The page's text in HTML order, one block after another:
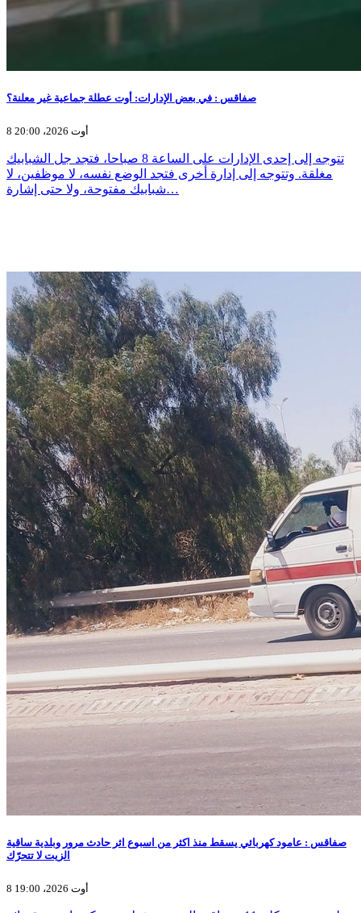
صفاقس : في بعض الإدارات: أوت عطلة جماعية غير معلنة؟
8 أوت 2026، 20:00
تتوجه إلى إحدى الإدارات على الساعة 8 صباحا، فتجد جل الشبابيك
مغلقة. وتتوجه إلى إدارة أخرى فتجد الوضع نفسه، لا موظفين، لا
شبابيك مفتوحة، ولا حتى إشارة…
صفاقس : عامود كهربائي يسقط منذ اكثر من اسبوع اثر حادث مرور وبلدية ساقية
الزيت لا تتحرّك
8 أوت 2026، 19:00